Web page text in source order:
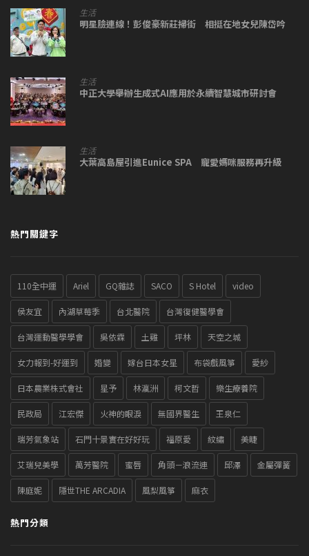
生活
明星臉連線！彭俊豪新莊掃街 相挺在地女兒陳岱吟
生活
中正大學舉辦生成式AI應用於永續智慧城市研討會
生活
大葉高島屋引進Eunice SPA 寵愛媽咪服務再升級
熱門關鍵字
110全中運 Ariel GQ雜誌 SACO S Hotel video
侯友宜 內湖草莓季 台北醫院 台灣復健醫學會
台灣運動醫學學會 吳依霖 土雞 坪林 天空之城
女力報到-好運到 婚變 嫁台日本女星 布袋戲風箏 愛紗
日本農業株式會社 星予 林瀛洲 柯文哲 樂生療養院
民政局 江宏傑 火神的眼淚 無國界醫生 王泉仁
瑞芳氣象站 石門十景實在好好玩 福原愛 紋繡 美睫
艾瑞兒美學 萬芳醫院 蜜唇 角頭－浪流連 邱澤 金屬彈簧
陳庭妮 隱世THE ARCADIA 風梨風箏 麻衣
熱門分類